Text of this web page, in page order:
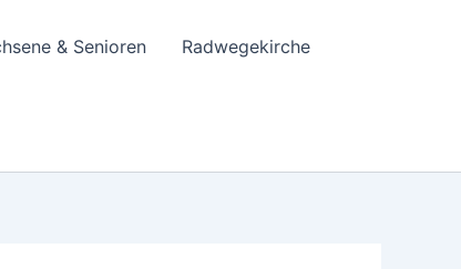
& Senioren Radwegekirche